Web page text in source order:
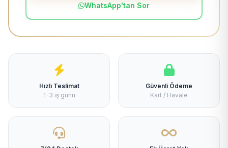
WhatsApp'tan Sor
Hızlı Teslimat
1-3 iş günü
Güvenli Ödeme
Kart / Havale